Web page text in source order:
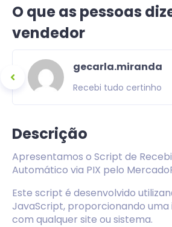
O que as pessoas
vendedor
gecarla.miranda
Recebi tudo certinho
Descrição
Apresentamos o Script de
Automático via PIX pelo
Este script é desenvolvido
JavaScript, proporcionando uma
com qualquer site ou sistema.